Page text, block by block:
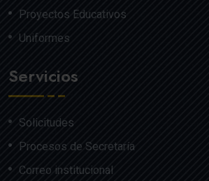
Proyectos Educativos
Uniformes
Servicios
Solicitudes
Procesos de Secretaría
Correo institucional